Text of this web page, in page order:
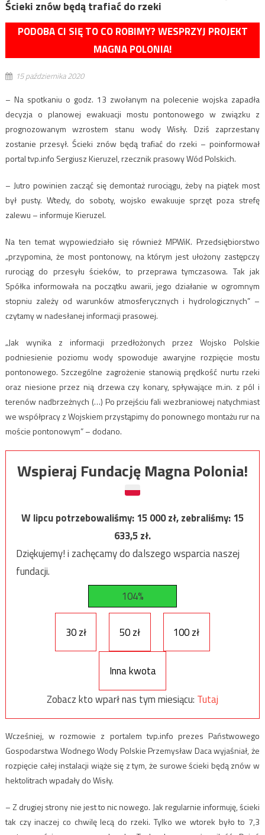
Ścieki znów będą trafiać do rzeki
PODOBA CI SIĘ TO CO ROBIMY? WESPRZYJ PROJEKT
MAGNA POLONIA!
15 października 2020
– Na spotkaniu o godz. 13 zwołanym na polecenie wojska zapadła
decyzja o planowej ewakuacji mostu pontonowego w związku z
prognozowanym wzrostem stanu wody Wisły. Dziś zaprzestany
zostanie przesył. Ścieki znów będą trafiać do rzeki – poinformował
portal tvp.info Sergiusz Kieruzel, rzecznik prasowy Wód Polskich.
– Jutro powinien zacząć się demontaż rurociągu, żeby na piątek most
był pusty. Wtedy, do soboty, wojsko ewakuuje sprzęt poza strefę
zalewu – informuje Kieruzel.
Na ten temat wypowiedziało się również MPWiK. Przedsiębiorstwo
„przypomina, że most pontonowy, na którym jest ułożony zastępczy
rurociąg do przesyłu ścieków, to przeprawa tymczasowa. Tak jak
Spółka informowała na początku awarii, jego działanie w ogromnym
stopniu zależy od warunków atmosferycznych i hydrologicznych” –
czytamy w nadesłanej informacji prasowej.
„Jak wynika z informacji przedłożonych przez Wojsko Polskie
podniesienie poziomu wody spowoduje awaryjne rozpięcie mostu
pontonowego. Szczególne zagrożenie stanowią prędkość nurtu rzeki
oraz niesione przez nią drzewa czy konary, spływające m.in. z pól i
terenów nadbrzeżnych (…) Po przejściu fali wezbraniowej natychmiast
we współpracy z Wojskiem przystąpimy do ponownego montażu rur na
moście pontonowym” – dodano.
Wspieraj Fundację Magna Polonia!
W lipcu potrzebowaliśmy:15 000zł, zebraliśmy:15
633,5zł.
Dziękujemy! i zachęcamy do dalszego wsparcia naszej
fundacji.
104%
30 zł 50 zł 100 zł
Inna kwota
Zobacz kto wparł nas tym miesiącu: Tutaj
Wcześniej, w rozmowie z portalem tvp.info prezes Państwowego
Gospodarstwa Wodnego Wody Polskie Przemysław Daca wyjaśniał, że
rozpięcie całej instalacji wiąże się z tym, że surowe ścieki będą znów w
hektolitrach wpadały do Wisły.
– Z drugiej strony nie jest to nic nowego. Jak regularnie informuję, ścieki
tak czy inaczej co chwilę lecą do rzeki. Tylko we wtorek było to 7,3